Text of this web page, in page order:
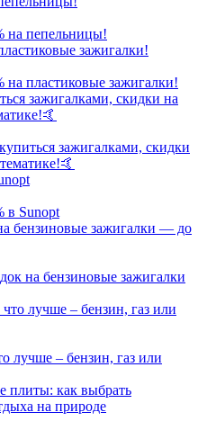
на пепельницы!
на пластиковые зажигалки!
зажигалками, скидки
в Sunopt
на бензиновые зажигалки
лучше – бензин, газ или